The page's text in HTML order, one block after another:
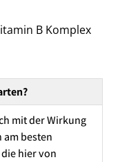
B Komplex
mit der Wirkung
am besten
hier von